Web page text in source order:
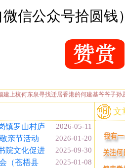
微信公众号拾圆钱
建上杭何东泉寻找迁居香港的何建基爷爷子孙
2026-05-11
镇罗山村庐
2026-01-20
亲节活动
2025-09-30
院文化促进
2025-01-08
（苍梧县
文